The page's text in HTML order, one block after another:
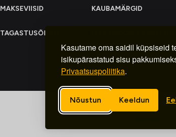
Kasutame oma saidil küpsiseid
isikupärastatud sisu
Privaatsuspoliitika.
Nõustun Keeldun
MAKSEVIISID KAUBAMÄRGID
TAGASTUSÕIGUS
KOGUMINE